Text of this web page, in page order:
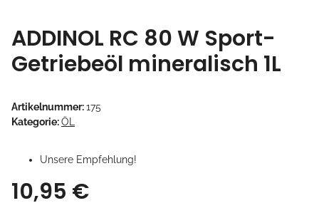
ADDINOL RC 80 W Sport-
Getriebeöl mineralisch 1L
Artikelnummer:175
Kategorie:ÖL
Unsere Empfehlung!
10,95 €